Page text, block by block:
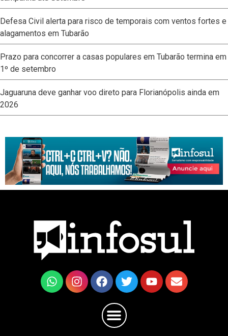
Defesa Civil alerta para risco de temporais com ventos fortes e
alagamentos em Tubarão
Prazo para concorrer a casas populares em Tubarão termina em
1º de setembro
Jaguaruna deve ganhar voo direto para Florianópolis ainda em
2026